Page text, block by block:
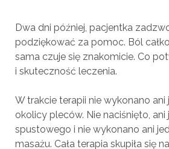
Dwa dni później, pacjentka
podziękować za pomoc. Ból
sama czuje się znakomicie. Co
i skuteczność leczenia.
W trakcie terapii nie wykonano
okolicy pleców. Nie naciśnięto,
spustowego i nie wykonano ani
masażu. Cała terapia skupiła się